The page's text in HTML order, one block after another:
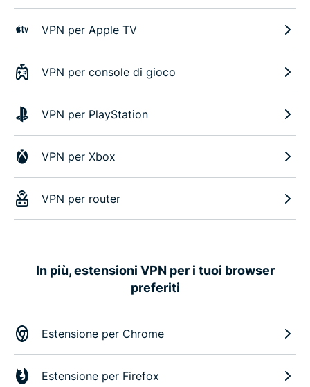
VPN per Apple TV
VPN per console di gioco
VPN per PlayStation
VPN per Xbox
VPN per router
In più, estensioni VPN per i tuoi browser
preferiti
Estensione per Chrome
Estensione per Firefox